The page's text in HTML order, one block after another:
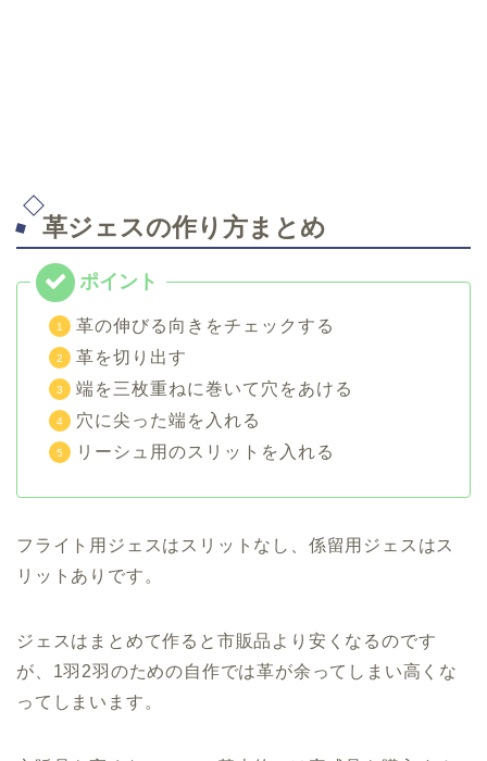
革ジェスの作り方まとめ
革の伸びる向きをチェックする
革を切り出す
端を三枚重ねに巻いて穴をあける
穴に尖った端を入れる
リーシュ用のスリットを入れる
フライト用ジェスはスリットなし、係留用ジェスはス
リットありです。
ジェスはまとめて作ると市販品より安くなるのです
が、1羽2羽のための自作では革が余ってしまい高くな
ってしまいます。